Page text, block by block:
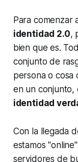
Para comenzar
identidad 2.0,
bien que es.
conjunto de
persona o cosa
en un conjunto,
identidad
Con la llegada
estamos"online"
servidores de